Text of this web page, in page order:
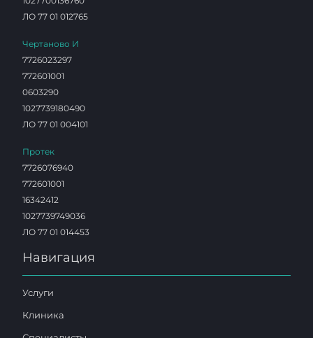
ЛО 77 01 012765
Чертаново И
7726023297
772601001
0603290
1027739180490
ЛО 77 01 004101
Протек
7726076940
772601001
16342412
1027739749036
ЛО 77 01 014453
Навигация
Услуги
Клиника